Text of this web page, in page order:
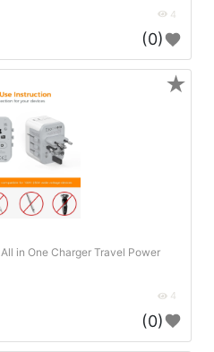
4
(0)
in One Charger Travel Power
4
(0)
★